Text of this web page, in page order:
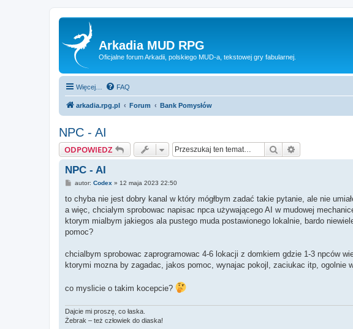
Arkadia MUD RPG
Oficjalne forum Arkadii, polskiego MUD-a, tekstowej gry fabularnej.
Więcej… FAQ
arkadia.rpg.pl Forum Bank Pomysłów
NPC - AI
ODPOWIEDZ Szukaj
NPC - AI
P
s
autor: Codex » 12 maja 2023 22:50
to chyba nie jest dobry kanal w który mógłbym zadać takie pytanie, ale nie
a więc, chcialym sprobowac napisac npca używającego AI w mudowej
ktorym mialbym jakiegos ala pustego muda postawionego lokalnie, bardo
pomoc?
chcialbym sprobowac zaprogramowac 4-6 lokacji z domkiem gdzie 1-3 npców
ktorymi mozna by zagadac, jakos pomoc, wynajac pokojl, zaciukac itp, ogolnie
co myslicie o takim kocepcie?
Dajcie mi proszę, co łaska.
Żebrak – też człowiek do diaska!